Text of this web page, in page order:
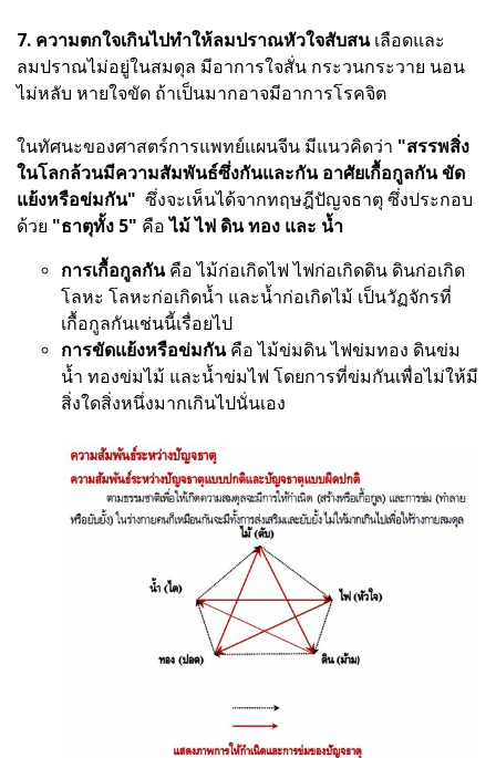
7. ความตกใจเกินไปทำให้ลมปราณหัวใจสับสนเลือดและ
ลมปราณไม่อยู่ในสมดุล มีอาการใจสั่น กระวนกระวาย นอน
ไม่หลับ หายใจขัด ถ้าเป็นมากอาจมีอาการโรคจิต
ในทัศนะของศาสตร์การแพทย์แผนจีน มีแนวคิดว่า "สรรพสิ่ง
ในโลกล้วนมีความสัมพันธ์ซึ่งกันและกัน อาศัยเกื้อกูลกัน ขัด
แย้งหรือข่มกัน" ซึ่งจะเห็นได้จากทฤษฎีปัญจธาตุ ซึ่งประกอบ
ด้วย "ธาตุทั้ง 5" คือไม้ ไฟ ดิน ทอง และ นํ้า
การเกื้อกูลกันคือ ไม้ก่อเกิดไฟ ไฟก่อเกิดดิน ดินก่อเกิด
โลหะ โลหะก่อเกิดนํ้า และนํ้าก่อเกิดไม้ เป็นวัฏจักรที่
เกื้อกูลกันเช่นนี้เรื่อยไป
การขัดแย้งหรือข่มกันคือ ไม้ข่มดิน ไฟข่มทอง ดินข่ม
นํ้า ทองข่มไม้ และนํ้าข่มไฟ โดยการที่ข่มกันเพื่อไม่ให้มี
สิ่งใดสิ่งหนึ่งมากเกินไปนั่นเอง